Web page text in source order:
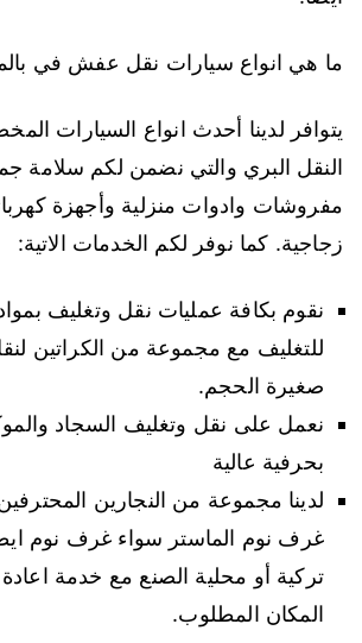
ما هي انواع سيارات نقل عفش في
يتوافر لدينا أحدث انواع السيارات
النقل البري والتي نضمن لكم سلامة
مفروشات وادوات منزلية وأجهزة
زجاجية. كما نوفر لكم الخدمات الاتية:
نقوم بكافة عمليات نقل وتغليف
للتغليف مع مجموعة من الكراتين
صغيرة الحجم.
نعمل على نقل وتغليف السجاد
بحرفية عالية
لدينا مجموعة من النجارين
غرف نوم الماستر سواء غرف نوم
تركية أو محلية الصنع مع خدمة اعادة
المكان المطلوب.